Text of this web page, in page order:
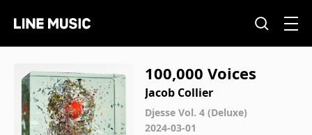
100,000 Voices
Jacob Collier
Djesse Vol. 4 (Deluxe)
2024-03-01